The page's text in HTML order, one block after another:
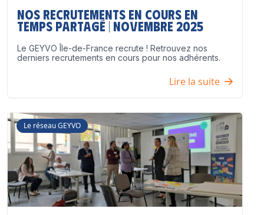
Nos recrutements en cours en
temps partagé | Novembre 2025
Le GEYVO Île-de-France recrute ! Retrouvez nos
derniers recrutements en cours pour nos adhérents.
Lire la suite
Le réseau GEYVO